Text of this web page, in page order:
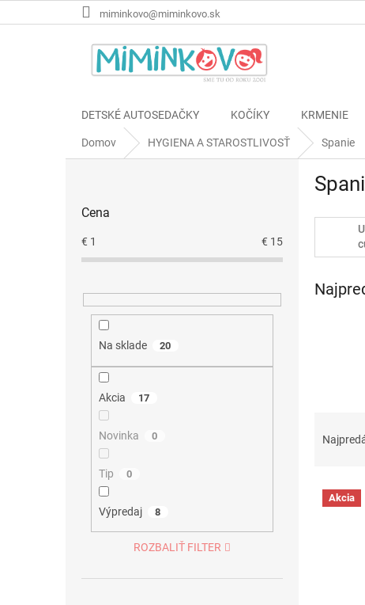
na
miminkovo@miminkovo.sk
DETSKÉ AUTOSEDAČKY KOČÍKY KRMENIE
Domov HYGIENA A STAROSTLIVOSŤ Spanie
Cena
€ 1 € 15
Na sklade 20
Akcia 17
Novinka 0
Tip 0
Výpredaj 8
ROZBALIŤ FILTER
V Akcia